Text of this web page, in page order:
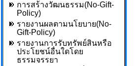
การสร้างวัฒนธรรม(No-Gift-
Policy)
รายงานผลตามนโยบาย(No-
Gift-Policy)
รายงานการรับทรัพย์สินหรือ
ประโยชน์อื่นใดโดย
ธรรมจรรยา